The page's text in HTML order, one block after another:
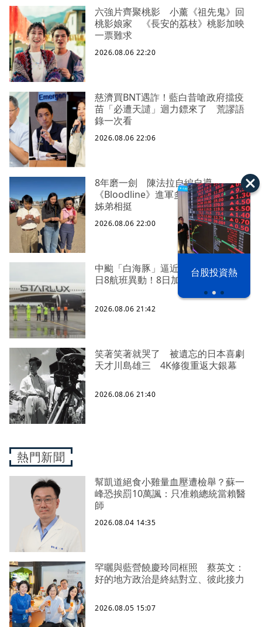
以色列 穹頂
台股投資熱
野球魂 鏡訪
台將
六強片齊聚桃影 小薰《祖先鬼》回
桃影娘家 《長安的荔枝》桃影加映
一票難求
2026.08.06 22:20
慈濟買BNT遇詐！藍白昔嗆政府擋疫
苗「必遭天譴」迴力鏢來了 荒謬語
錄一次看
2026.08.06 22:06
8年磨一劍 陳法拉自編自導
《Bloodline》進軍多倫多 柯林法洛
姊弟相挺
2026.08.06 22:00
中颱「白海豚」逼近北台灣 星宇台
日8航班異動！8日加開疏運
2026.08.06 21:42
笑著笑著就哭了 被遺忘的日本喜劇
天才川島雄三 4K修復重返大銀幕
2026.08.06 21:40
熱門新聞
幫凱道絕食小雞量血壓遭檢舉？蘇一
峰恐挨罰10萬諷：只准賴總統當賴醫
師
2026.08.04 14:35
罕曬與藍營饒慶玲同框照 蔡英文：
好的地方政治是終結對立、彼此接力
2026.08.05 15:07